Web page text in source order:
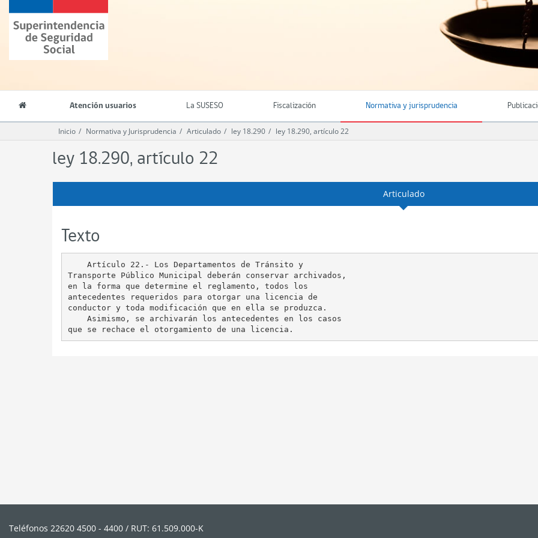
principalSuperintendencia
de
Seguridad
(SUSESO)
Chile
Atención usuarios La SUSESO Fiscalización Normativa y jurisprudencia
Inicio Normativa y Jurisprudencia Articulado ley 18.290 ley 18.290, artículo 22
ley 18.290, artículo 22
Articulado
Texto
    Artículo 22.- Los Departamentos de Tránsito y
Transporte Público Municipal deberán conservar archivados,
en la forma que determine el reglamento, todos los
antecedentes requeridos para otorgar una licencia de
conductor y toda modificación que en ella se produzca.
    Asimismo, se archivarán los antecedentes en los casos
Teléfonos 22620 4500 - 4400 / RUT: 61.509.000-K